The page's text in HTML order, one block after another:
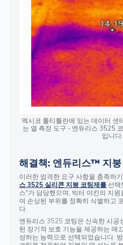
멕시코 툴티틀란에 있는 데이터 센
는 열 측정 도구 - 엔듀리스 3525
입니다.
해결책: 엔듀리스™ 지붕
이러한 엄격한 요구 사항을 충족하
스 3525 실리콘 지붕 코팅제를 선택
스"가 담당했으며, 빅터 야킨의 지
여 손상된 부위를 정확히 식별하고
다.
엔듀리스 3525 코팅은 신속한 시공
된 장기적 보호 기능을 제공하는 매
성하는 능력으로 선택되었습니다.